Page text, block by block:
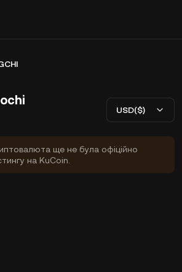
USD($)
ще не була офіційно
на KuCoin.